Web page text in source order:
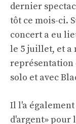
dernier
tôt ce mois-ci.
concert a eu
le 5 juillet, et a
représentation
solo et avec
Il l'a
d'argent» pour